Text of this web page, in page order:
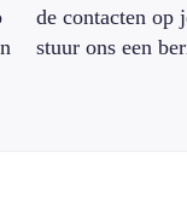
de contacten op
stuur ons een